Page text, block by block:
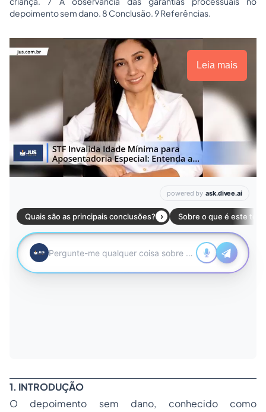
depoimento sem dano. 8 Conclusão. 9 Referências.
Leia mais
1. INTRODUÇÃO
O depoimento sem dano, conhecido como